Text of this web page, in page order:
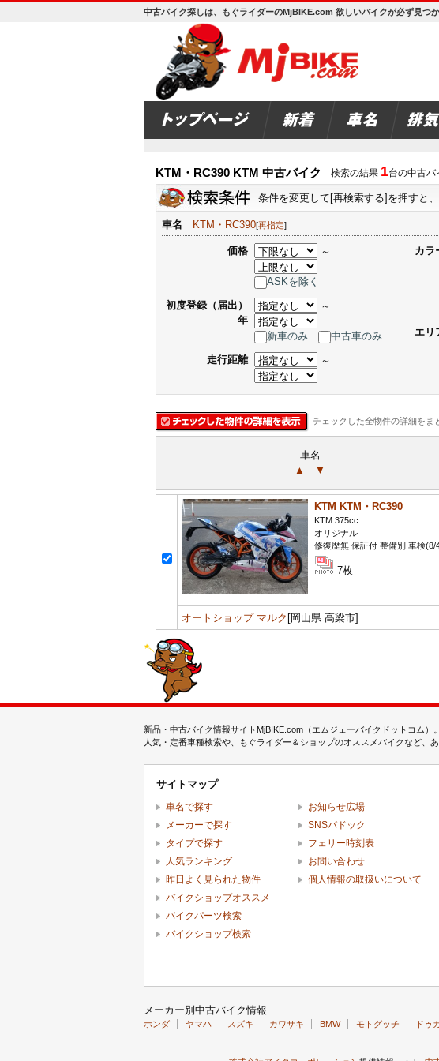
中古バイク探しは、もぐライダーのMjBIKE.com 欲しいバイクが必ず見つか
KTM・RC390 KTM 中古バイク 検索の結果 1台の中古バ
条件を変更して[再検索する]を押すと
車名 KTM・RC390[再指定]
価格 ～
ASKを除く
初度登録（届出）
年
～
新車のみ
中古車のみ
走行距離
～
カラ
エリ
チェックした全物件の詳細をま
車名
▲ ｜ ▼
KTM KTM・RC390
KTM 375cc
オリジナル
修復歴無 保証付 整備別 車検(8/
7枚
オートショップ マルク [岡山県 高梁市]
新品・中古バイク情報サイトMjBIKE.com（エムジェーバイクドットコム
人気・定番車種検索や、もぐライダー＆ショップのオススメバイクなど、
サイトマップ
車名で探す
メーカーで探す
タイプで探す
人気ランキング
昨日よく見られた物件
バイクショップオススメ
バイクパーツ検索
バイクショップ検索
お知らせ広場
SNSパドック
フェリー時刻表
お問い合わせ
個人情報の取扱いについて
メーカー別中古バイク情報
ホンダ ヤマハ スズキ カワサキ BMW モトグッチ ドゥ